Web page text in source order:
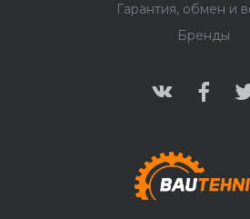
Гарантия, обмен и
Бренды